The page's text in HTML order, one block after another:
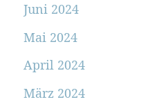
Juni 2024
Mai 2024
April 2024
März 2024